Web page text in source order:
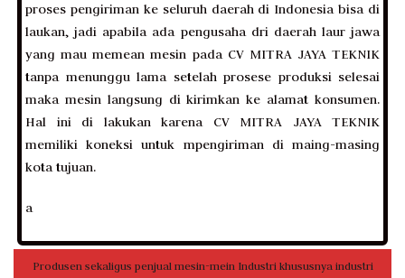
proses pengiriman ke seluruh daerah di Indonesia bisa di
laukan, jadi apabila ada pengusaha dri daerah laur jawa
yang mau memean mesin pada CV MITRA JAYA TEKNIK
tanpa menunggu lama setelah prosese produksi selesai
maka mesin langsung di kirimkan ke alamat konsumen.
Hal ini di lakukan karena CV MITRA JAYA TEKNIK
memiliki koneksi untuk mpengiriman di maing-masing
kota tujuan.
a
Produsen sekaligus penjual mesin-mein Industri khususnya industri